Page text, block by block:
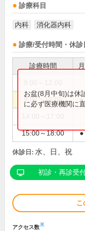
診療科目
内科 消化器内科
診療/受付時間・休診
診療時間 月
9:00～13:00 ●
15:00～18:00 ●
お盆(8月中旬)は休
に必ず医療機関に
休診日: 水、日、祝
初診・再診受
こ
アクセス数※